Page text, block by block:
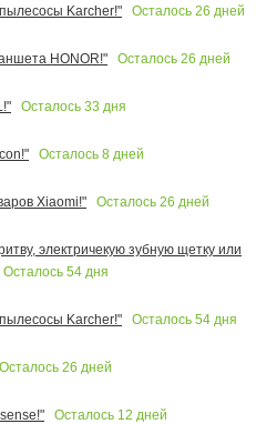
Karcher!"
Осталось 26 дней
HONOR!"
Осталось 26 дней
Осталось 33 дня
Осталось 8 дней
Xiaomi!"
Осталось 26 дней
электричекую зубную щетку или
Осталось 54 дня
Karcher!"
Осталось 54 дня
Осталось 26 дней
Осталось 12 дней